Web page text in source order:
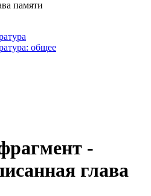
общее
-
глава